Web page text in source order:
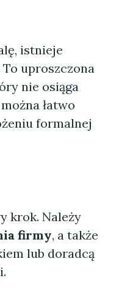
istnieje
To uproszczona
nie osiąga
łatwo
formalnej
krok. Należy
firmy, a także
lub doradcą